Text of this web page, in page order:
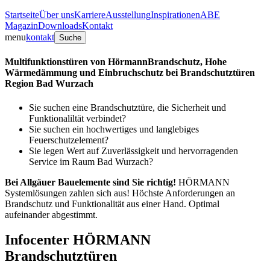
StartseiteÜber unsKarriereAusstellungInspirationenABE
MagazinDownloadsKontakt
menukontakt Suche
Multifunktionstüren von HörmannBrandschutz, Hohe
Wärmedämmung und Einbruchschutz bei Brandschutztüren
Region Bad Wurzach
Sie suchen eine Brandschutztüre, die Sicherheit und
Funktionaliltät verbindet?
Sie suchen ein hochwertiges und langlebiges
Feuerschutzelement?
Sie legen Wert auf Zuverlässigkeit und hervorragenden
Service im Raum Bad Wurzach?
Bei Allgäuer Bauelemente sind Sie richtig! HÖRMANN
Systemlösungen zahlen sich aus! Höchste Anforderungen an
Brandschutz und Funktionalität aus einer Hand. Optimal
aufeinander abgestimmt.
Infocenter HÖRMANN
Brandschutztüren